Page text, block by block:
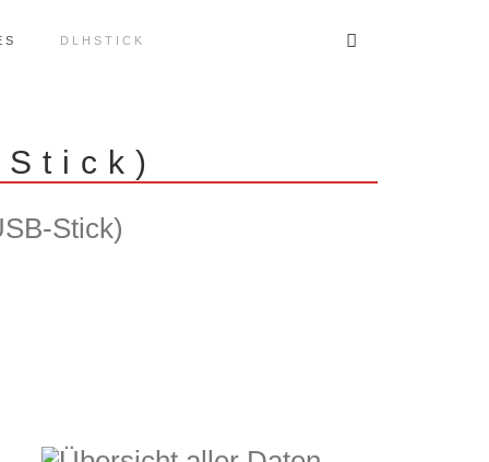
DLHSTICK
Stick)